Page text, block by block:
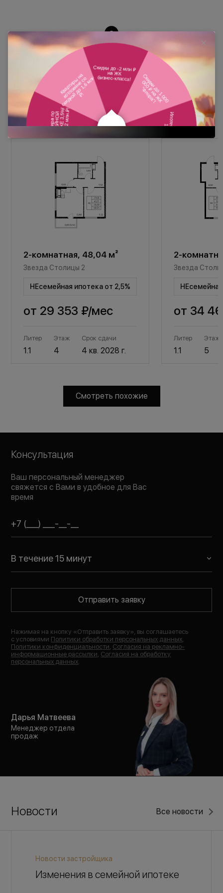
Похожие планировки
2-комнатная, 48,04 м²
Звезда Столицы 2
НЕсемейная ипотека от 2,5%
от 29 353 ₽/мес
Литер
1.1
Этаж
4
Срок сдачи
4 кв. 2028 г.
2-
Звезда
от 34
Литер
1.1
Этаж
5
Смотреть похожие
Консультация
Ваш персональный менеджер
свяжется с Вами в удобное для Вас
время
В течение 15 минут
Отправить заявку
Нажимая на кнопку «Отправить заявку», вы соглашаетесь
с условиями Политики обработки персональных данных
Политики конфиденциальности Согласия на рекламно-
информационные рассылки Согласия на обработку
персональных данных
Дарья Матвеева
Менеджер отдела
продаж
Новости Все новости
Новости застройщика
Изменения в семейной ипотеке